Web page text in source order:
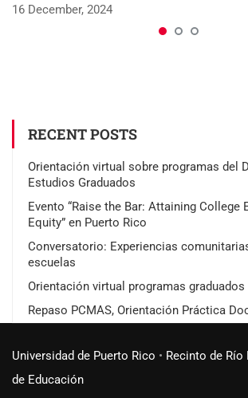
16 December, 2024
RECENT POSTS
Orientación virtual sobre programas del
Estudios Graduados
Evento “Raise the Bar: Attaining College
Equity” en Puerto Rico
Conversatorio: Experiencias
escuelas
Orientación virtual programas
Repaso PCMAS, Orientación Práctica
Universidad de Puerto Rico • Recinto de Río
de Educación